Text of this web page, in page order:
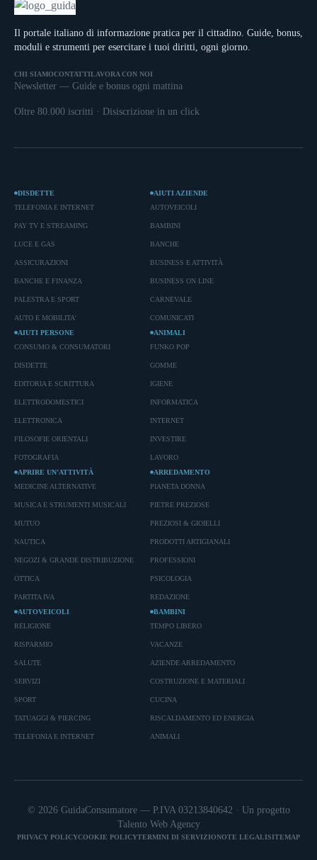
Il portale italiano di informazione pratica per il cittadino. Guide, bonus,
moduli e strumenti per esercitare i tuoi diritti, ogni giorno.
CHI SIAMOCONTATTILAVORA CON NOI
Newsletter — Guide e bonus ogni mattina
Oltre 80.000 iscritti · Disiscrizione in un click
DISDETTE
TELEFONIA E INTERNET
PAY TV E STREAMING
LUCE E GAS
ASSICURAZIONI
BANCHE E FINANZA
PALESTRA E SPORT
AUTO E MOBILITA'
AIUTI AZIENDE
AUTOVEICOLI
BAMBINI
BANCHE
BUSINESS E ATTIVITÀ
BUSINESS ON LINE
CARNEVALE
COMUNICATI
AIUTI PERSONE
CONSUMO & CONSUMATORI
DISDETTE
EDITORIA E SCRITTURA
ELETTRODOMESTICI
ELETTRONICA
FILOSOFIE ORIENTALI
FOTOGRAFIA
ANIMALI
FUNKO POP
GOMME
IGIENE
INFORMATICA
INTERNET
INVESTIRE
LAVORO
APRIRE UN’ATTIVITÀ
MEDICINE ALTERNATIVE
MUSICA E STRUMENTI MUSICALI
MUTUO
NAUTICA
NEGOZI & GRANDE DISTRIBUZIONE
OTTICA
PARTITA IVA
ARREDAMENTO
PIANETA DONNA
PIETRE PREZIOSE
PREZIOSI & GIOIELLI
PRODOTTI ARTIGIANALI
PROFESSIONI
PSICOLOGIA
REDAZIONE
AUTOVEICOLI
RELIGIONE
RISPARMIO
SALUTE
SERVIZI
SPORT
TATUAGGI & PIERCING
TELEFONIA E INTERNET
BAMBINI
TEMPO LIBERO
VACANZE
AZIENDE ARREDAMENTO
COSTRUZIONE E MATERIALI
CUCINA
RISCALDAMENTO ED ENERGIA
ANIMALI
© 2026 GuidaConsumatore — P.IVA 03213840642 · Un progetto
Talento Web Agency
PRIVACY POLICYCOOKIE POLICYTERMINI DI SERVIZIONOTE LEGALISITEMAP